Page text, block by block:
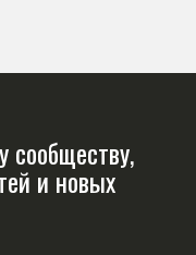
сообществу,
и новых